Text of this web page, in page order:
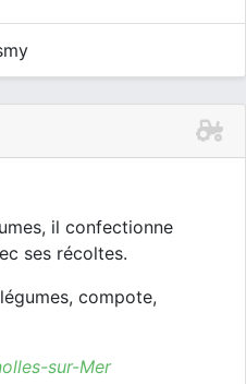
il confectionne
ses récoltes.
compote,
sur-Mer